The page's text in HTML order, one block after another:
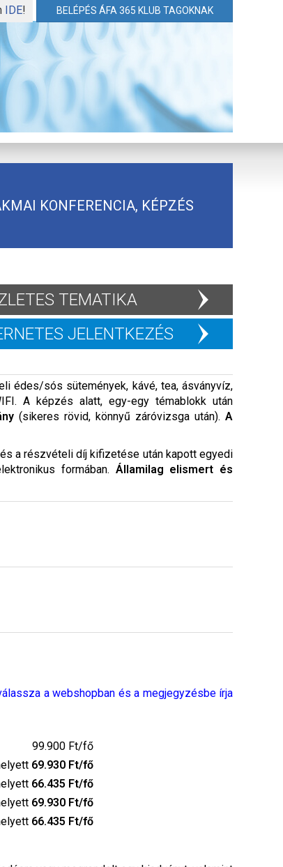
IDE! BELÉPÉS ÁFA 365 KLUB TAGOKNAK
KONFERENCIA, KÉPZÉS
TEMATIKA
JELENTKEZÉS
édes/sós sütemények, kávé, tea, ásványvíz,
A képzés alatt, egy-egy témablokk után
(sikeres rövid, könnyű záróvizsga után). A
a részvételi díj kifizetése után kapott egyedi
formában. Államilag elismert és
a webshopban és a megjegyzésbe írja
99.900 Ft/fő
69.930 Ft/fő
66.435 Ft/fő
69.930 Ft/fő
66.435 Ft/fő